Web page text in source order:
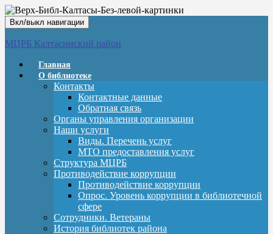
Вкл/выкл навигации
МЦРБ Калтасинский район
Главная
О библиотеке
Контакты
Контактные данные
Обратная связь
Органы управления организации
Наши услуги
Виды. Перечень услуг
МТО предоставления услуг
Структура МЦРБ
Противодействие коррупции
Противодействие коррупции
Опрос. Уровень коррупции в библиотечной
сфере
Сотрудники. Ветераны
История библиотек района